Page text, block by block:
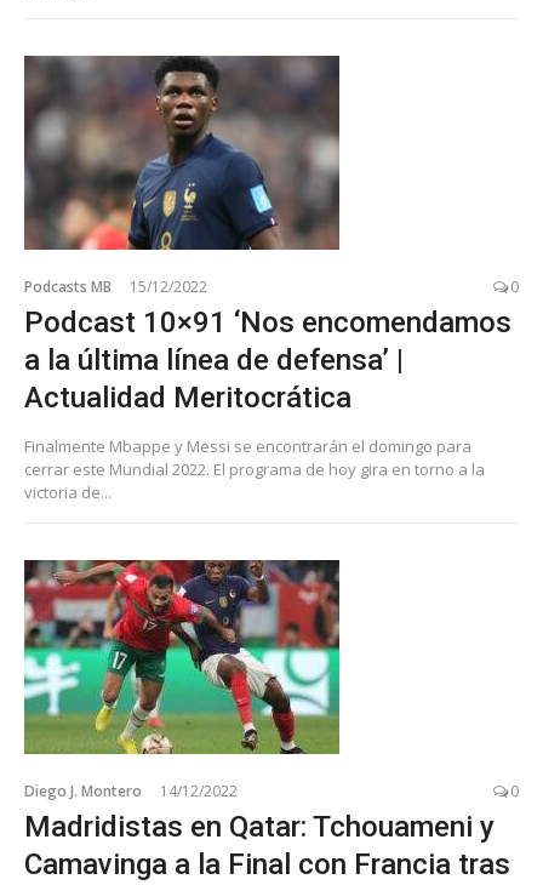
Podcasts MB 15/12/2022 0
Podcast 10×91 ‘Nos encomendamos
a la última línea de defensa’ |
Actualidad Meritocrática
Finalmente Mbappe y Messi se encontrarán el domingo para
cerrar este Mundial 2022. El programa de hoy gira en torno a la
victoria de...
Diego J. Montero 14/12/2022 0
Madridistas en Qatar: Tchouameni y
Camavinga a la Final con Francia tras